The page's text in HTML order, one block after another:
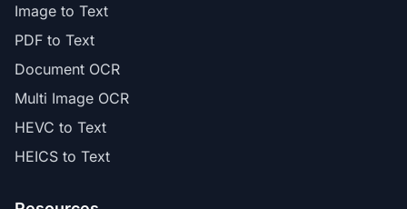
Image to Text
PDF to Text
Document OCR
Multi Image OCR
HEVC to Text
HEICS to Text